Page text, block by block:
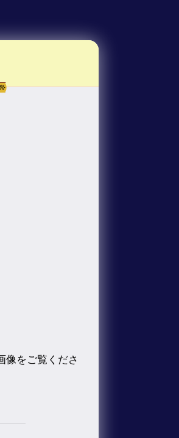
像をご覧くださ